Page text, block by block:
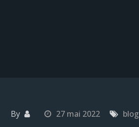
By 27 mai 2022 blog